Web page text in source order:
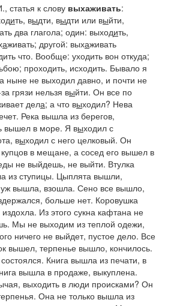
статья к слову выхаживать:
ить, выдти, выдти или выйти,
два глагола; один: выходить,
аживать; другой: выхаживать
что. Вообще: уходить вон откуда;
проходить, исходить. Бывало я
ныне не выходил давно, и почти не
грязи нельзя выйти. Он все по
дела; а что выходил? Нева
Река вышла из берегов,
вышел в море. Я выходил с
выходил с него целковый. Он
в мещане, а сосед его вышел в
не выйдешь, не выйти. Втулка
из ступицы. Цыплята вышли,
вышла, взошла. Сено все вышло,
больше нет. Коровушка
Из этого сукна кафтана не
Мы не выходим из теплой одежи,
ничего не выйдет, пустое дело. Все
вышел, терпенье вышло, кончилось.
Книга вышла из печати, в
вышла в продаже, выкуплена.
выходить в люди происками? Он
Она не только вышла из